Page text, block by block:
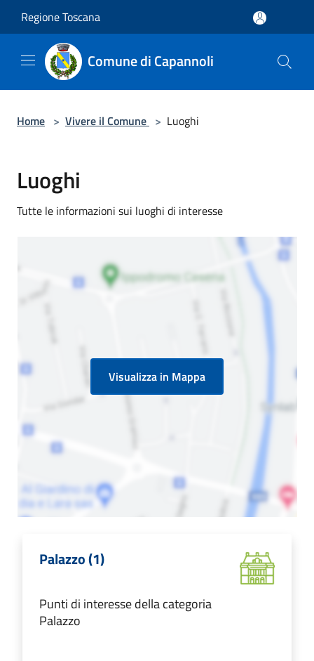
Regione Toscana
Comune di Capannoli
Home > Vivere il Comune > Luoghi
Luoghi
Tutte le informazioni sui luoghi di interesse
Visualizza in Mappa
Palazzo (1)
Punti di interesse della categoria
Palazzo